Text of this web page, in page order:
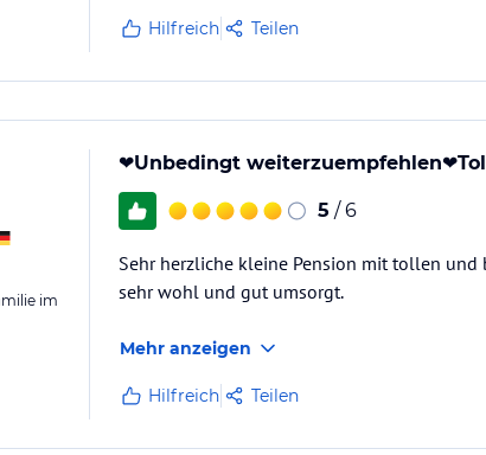
Hilfreich Teilen
im
❤️Unbedingt
5 / 6
Sehr herzliche kleine Pension mit tollen
sehr wohl und gut umsorgt.
Mehr anzeigen
Hilfreich Teilen